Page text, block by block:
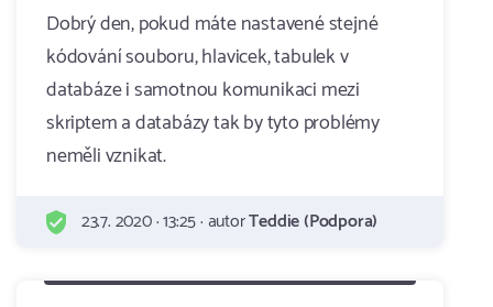
Dobrý den, pokud máte nastavené stejné
kódování souboru, hlavicek, tabulek v
databáze i samotnou komunikaci mezi
skriptem a databázy tak by tyto problémy
neměli vznikat.
23.7. 2020 · 13:25 · autorTeddie (Podpora)